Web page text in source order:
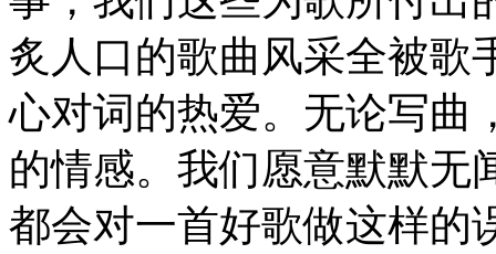
炙人口的歌曲风采全被歌
心对词的热爱。无论写曲
的情感。我们愿意默默无
都会对一首好歌做这样的